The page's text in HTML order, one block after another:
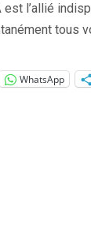
est l’allié
tous
WhatsApp